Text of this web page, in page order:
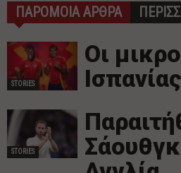
ΠΑΡΟΜΟΙΑ ΑΡΘΡΑ
STORIES
Οι
Ισπανίας
STORIES